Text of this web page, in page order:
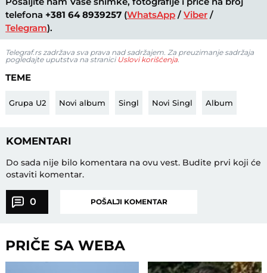
telefona +381 64 8939257 (WhatsApp /Viber /
Telegram).
Telegraf.rs zadržava sva prava nad sadržajem. Za preuzimanje sadržaja
pogledajte uputstva na stranici Uslovi korišćenja.
TEME
Grupa U2 Novi album Singl Novi Singl Album
KOMENTARI
Do sada nije bilo komentara na ovu vest. Budite prvi koji će
ostaviti komentar.
0 POŠALJI KOMENTAR
PRIČE SA WEBA